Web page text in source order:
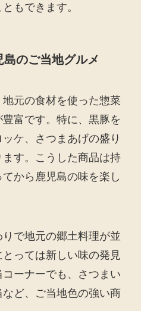
もできます。
のご当地グルメ
元の食材を使った惣菜
富です。特に、黒豚を
ケ、さつまあげの盛り
す。こうした商品は持
から鹿児島の味を楽し
で地元の郷土料理が並
っては新しい味の発見
ーナーでも、さつまい
ど、ご当地色の強い商